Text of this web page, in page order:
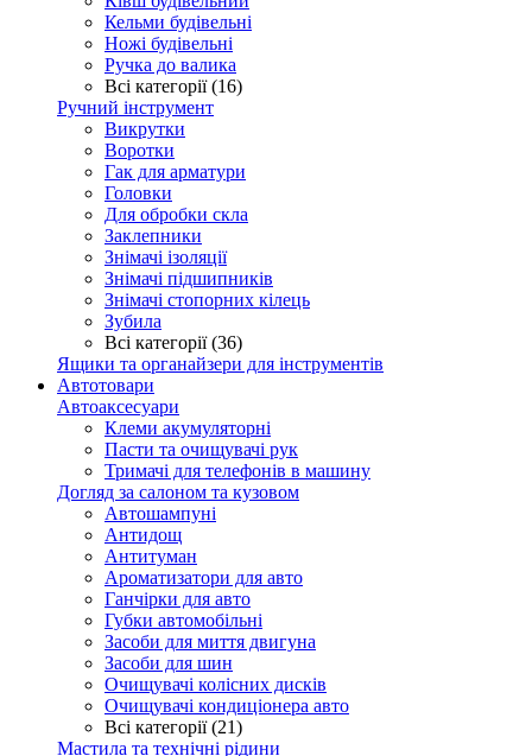
Кельми будівельні
Ножі будівельні
Ручка до валика
Всі категорії (16)
Ручний інструмент
Викрутки
Воротки
Гак для арматури
Головки
Для обробки скла
Заклепники
Знімачі ізоляції
Знімачі підшипників
Знімачі стопорних кілець
Зубила
Всі категорії (36)
Ящики та органайзери для інструментів
Автотовари
Автоаксесуари
Клеми акумуляторні
Пасти та очищувачі рук
Тримачі для телефонів в машину
Догляд за салоном та кузовом
Автошампуні
Антидощ
Антитуман
Ароматизатори для авто
Ганчірки для авто
Губки автомобільні
Засоби для миття двигуна
Засоби для шин
Очищувачі колісних дисків
Очищувачі кондиціонера авто
Всі категорії (21)
Мастила та технічні рідини